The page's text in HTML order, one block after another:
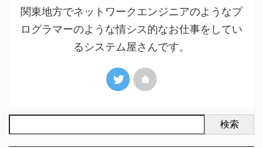
関東地方でネットワークエンジニアのようなプ
ログラマーのような情シス的なお仕事をしてい
るシステム屋さんです。
検索